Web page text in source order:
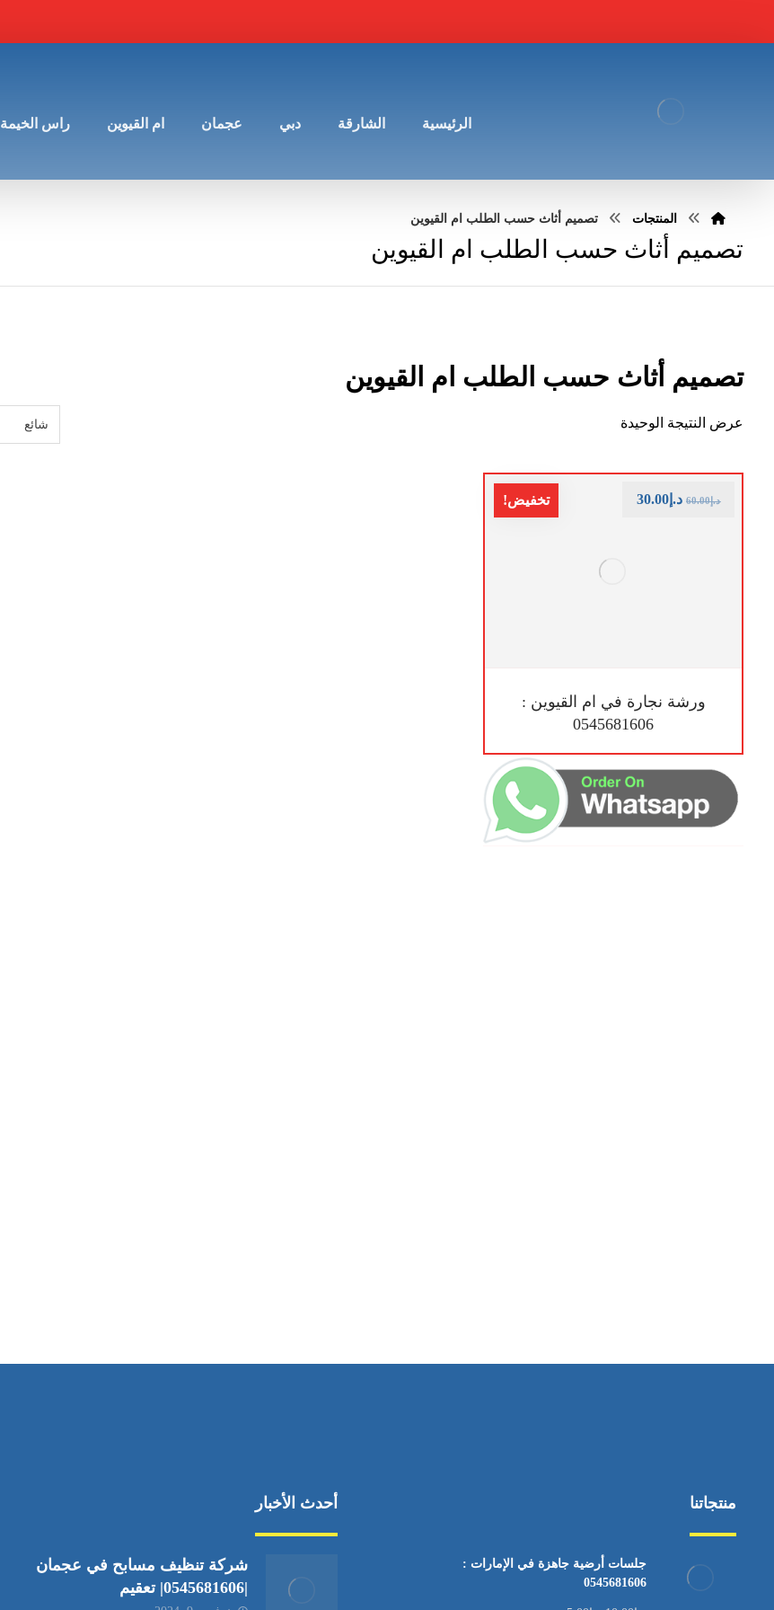
الرئيسية الشارقة دبي عجمان ام القيوين راس الخيمة
المنتجات تصميم أثاث حسب الطلب ام القيوين
تصميم أثاث حسب الطلب ام القيوين
تصميم أثاث حسب الطلب ام القيوين
عرض النتيجة الوحيدة
تخفيض!
ورشة نجارة في ام القيوين :
0545681606
د.إ60.00 د.إ 30.00
منتجاتنا
جلسات أرضية جاهزة في الإمارات :
0545681606
أحدث الأخبار
شركة تنظيف مسابح في عجمان
|0545681606| تعقيم